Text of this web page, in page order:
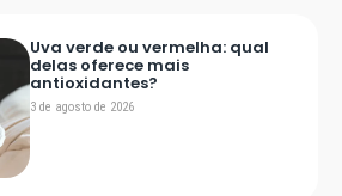
Uva verde ou vermelha: qual
delas oferece mais
antioxidantes?
3 de agosto de 2026